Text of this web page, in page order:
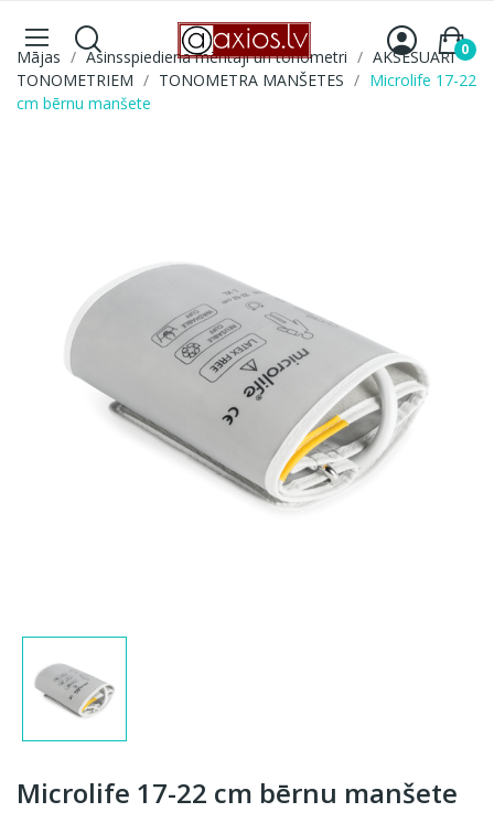
0
Mājas Asinsspiediena mērītāji un tonometri
AKSESUARI
TONOMETRIEM
TONOMETRA MANŠETES
Microlife 17-22
cm bērnu manšete
Microlife 17-22 cm bērnu manšete